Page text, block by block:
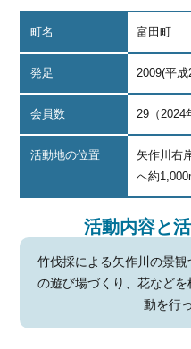
町名 富田町
発足 2009(平成
会員数 29（2024
活動地の位置
矢作川右
へ約
活動内容と
竹伐採による矢作川の景
の遊び場づくり、花など
動を行